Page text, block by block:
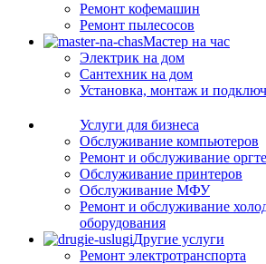
Ремонт кофемашин
Ремонт пылесосов
Мастер на час
Электрик на дом
Сантехник на дом
Установка, монтаж и
Услуги для бизнеса
Обслуживание компьютеров
Ремонт и обслуживание
Обслуживание принтеров
Обслуживание МФУ
Ремонт и обслуживание
оборудования
Другие услуги
Ремонт электротранспорта